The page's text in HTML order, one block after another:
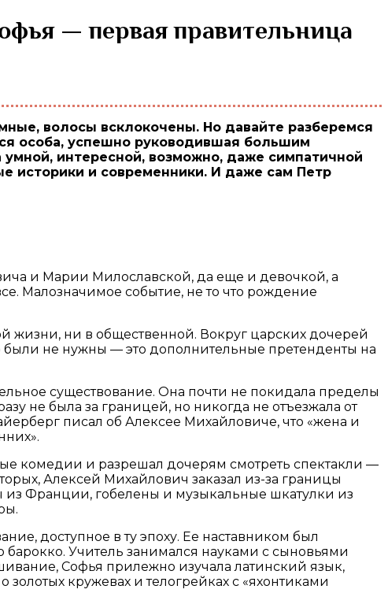
особа, успешно руководившая большим
интересной, возможно, даже симпатичной
историки и современники. И даже сам Петр
и Марии Милославской, да еще и девочкой, а
Малозначимое событие, не то что рождение
жизни, ни в общественной. Вокруг царских дочерей
были не нужны — это дополнительные претенденты на
существование. Она почти не покидала пределы
не была за границей, но никогда не отъезжала от
писал об Алексее Михайловиче, что «жена и
комедии и разрешал дочерям смотреть спектакли —
Алексей Михайлович заказал из-за границы
Франции, гобелены и музыкальные шкатулки из
доступное в ту эпоху. Ее наставником был
Учитель занимался науками с сыновьями
Софья прилежно изучала латинский язык,
кружевах и телогрейках с «яхонтиками